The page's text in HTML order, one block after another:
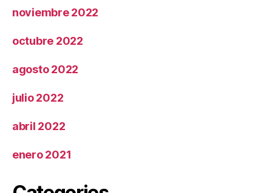
noviembre 2022
octubre 2022
agosto 2022
julio 2022
abril 2022
enero 2021